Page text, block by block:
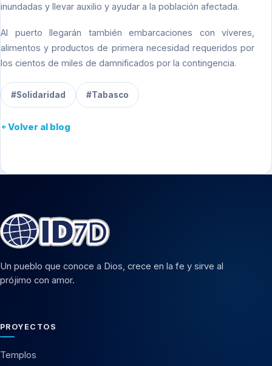
inundadas y llevar auxilio y ayudar a la población afectada.
Al puerto llegarán también embarcaciones con víveres,
alimentos y productos de primera necesidad requeridos por
los cientos de miles de damnificados por la contingencia.
#Solidaridad #Tabasco
Volver al blog
Un pueblo que conoce a Dios, crece en la fe y sirve al
prójimo con amor.
PROYECTOS
Templos